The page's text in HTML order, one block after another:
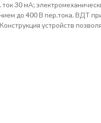
30 мА;
до 400 В пер.тока. ВДТ
устройств